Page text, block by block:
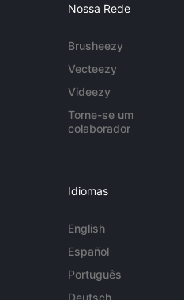
Nossa Rede
Brusheezy
Vecteezy
Videezy
Torne-se um
colaborador
Idiomas
English
Español
Português
Deutsch